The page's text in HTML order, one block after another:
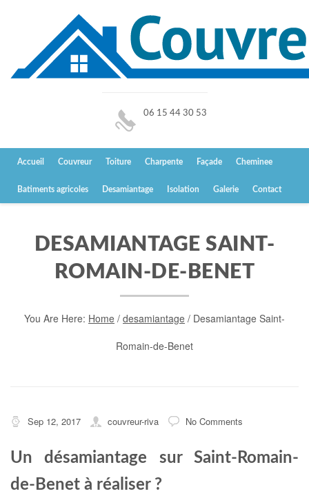
06 15 44 30 53
Accueil Couvreur Toiture Charpente Façade Cheminee
Batiments agricoles Desamiantage Isolation Galerie Contact
DESAMIANTAGE SAINT-
ROMAIN-DE-BENET
You Are Here: Home / desamiantage / Desamiantage Saint-
Romain-de-Benet
Sep 12, 2017 couvreur-riva No Comments
Un désamiantage sur Saint-Romain-
de-Benet à réaliser ?